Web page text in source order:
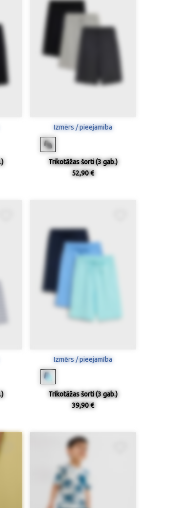
Izmērs / pieejamība
Trikotāžas šorti (3 gab.)
52,90 €
Izmērs / pieejamība
Trikotāžas šorti (3 gab.)
39,90 €